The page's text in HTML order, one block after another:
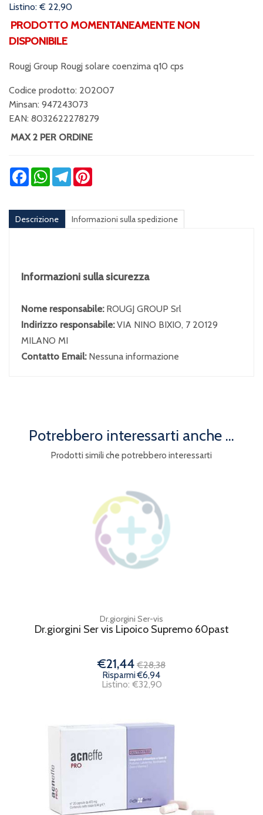
Listino: € 22,90
PRODOTTO MOMENTANEAMENTE NON
DISPONIBILE
Rougj Group Rougj solare coenzima q10 cps
Codice prodotto: 202007
Minsan: 947243073
EAN: 8032622278279
MAX 2 PER ORDINE
FacebookWhatsApp
Telegram
Descrizione Informazioni sulla spedizione
Informazioni sulla sicurezza
Nome responsabile: ROUGJ GROUP Srl
Indirizzo responsabile:VIA NINO BIXIO, 7 20129
MILANO MI
Contatto Email: Nessuna informazione
Potrebbero interessarti anche ...
Prodotti simili che potrebbero interessarti
Dr.giorgini Ser-vis
Dr.giorgini Ser vis Lipoico Supremo 60past
€21,44 €28,38
Risparmi €6,94
Listino: €32,90